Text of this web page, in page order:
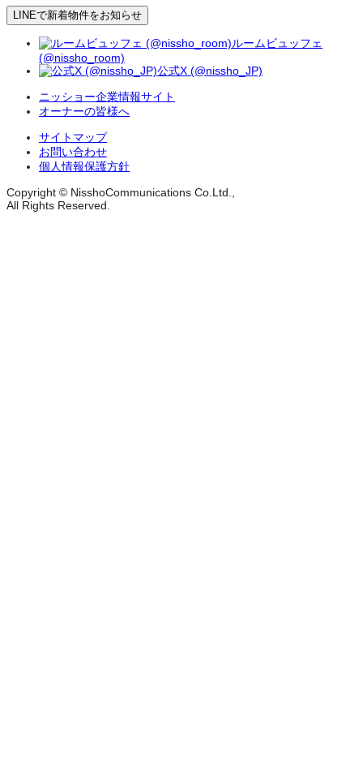
LINEで新着物件をお知らせ
ルームビュッフェ
(@nissho_room)
公式X (@nissho_JP)
ニッショー企業情報サイト
オーナーの皆様へ
サイトマップ
お問い合わせ
個人情報保護方針
Copyright © NisshoCommunications Co.Ltd.,
All Rights Reserved.